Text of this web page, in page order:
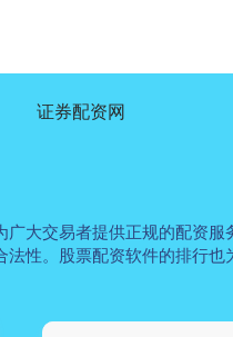
证券配资网
大交易者提供正规的配资
性。股票配资软件的排行